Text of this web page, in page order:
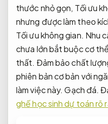
thước nhỏ gọn, Tối ưu
nhưng được làm theo
Tối ưu không gian. Nhu
chưa lớn bắt buộc cơ
thất. Đảm bảo chất
phiên bản cơ bản với
làm việc này.Gạch đá.
ghế học sinh dự toán rõ